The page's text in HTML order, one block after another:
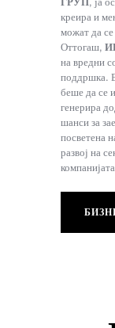
креира и
можат да се
Оттогаш,
на вредни
поддршка.
беше да се
генерира
шанси за
посветена
развој на